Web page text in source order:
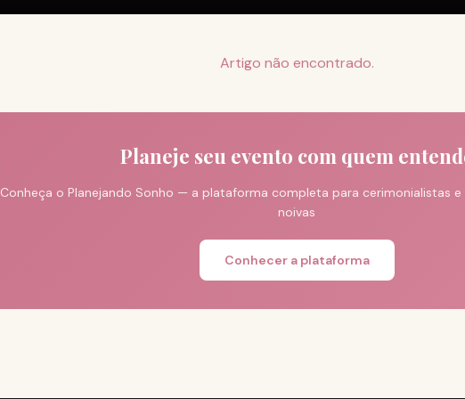
Artigo não encontrado.
Planeje seu evento com quem
Conheça o Planejando Sonho — a plataforma completa para cerimonialistas
noivas
Conhecer a plataforma